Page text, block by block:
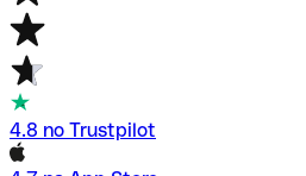
4.8 no Trustpilot